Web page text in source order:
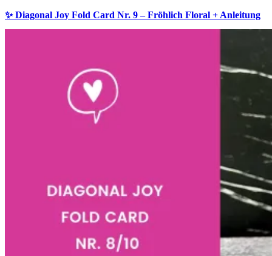
✨ Diagonal Joy Fold Card Nr. 9 – Fröhlich Floral + Anleitung